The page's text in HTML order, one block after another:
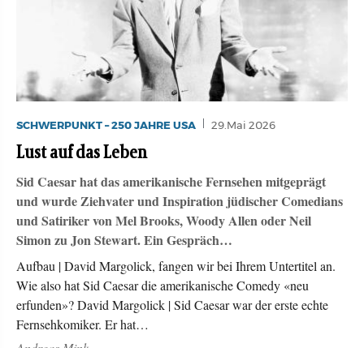
SCHWERPUNKT – 250 JAHRE USA 29.Mai 2026
Lust auf das Leben
Sid Caesar hat das amerikanische Fernsehen mitgeprägt
und wurde Ziehvater und Inspiration jüdischer Comedians
und Satiriker von Mel Brooks, Woody Allen oder Neil
Simon zu Jon Stewart. Ein Gespräch…
Aufbau | David Margolick, fangen wir bei Ihrem Untertitel an.
Wie also hat Sid Caesar die amerikanische Comedy «neu
erfunden»? David Margolick | Sid Caesar war der erste echte
Fernsehkomiker. Er hat…